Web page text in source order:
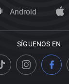
Android
SÍGUENOS EN